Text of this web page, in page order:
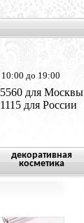
до 19:00
для Москвы
для России
декоративная
косметика